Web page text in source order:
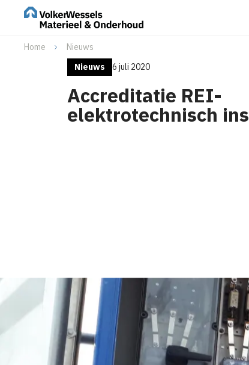
Home
Nieuws
Nieuws
6 juli 2020
Accreditatie REI-
elektrotechnisch